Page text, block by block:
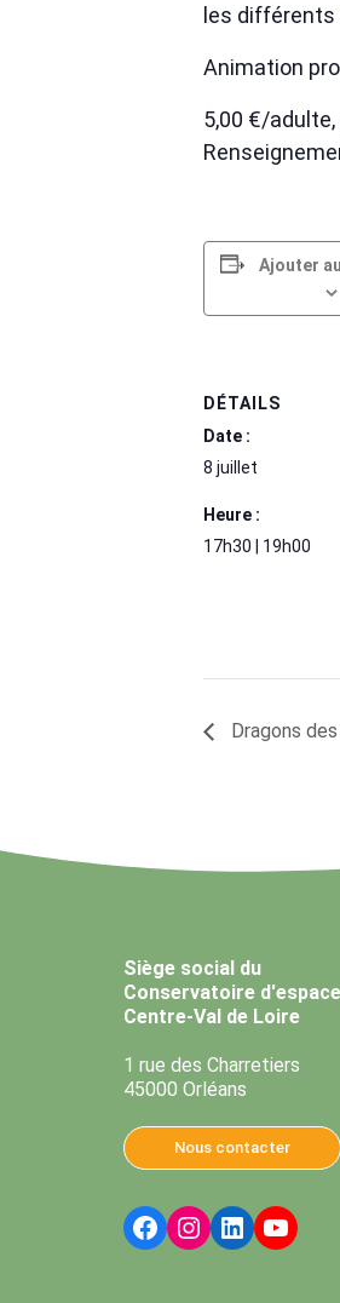
les différents
Animation
5,00 €/
Ajouter
DÉTAILS
Date :
8 juillet
Heure :
17h30 | 19h00
Dragons
Siège social du
Conservatoire
Centre-Val de Loire
1 rue des Charretiers
45000 Orléans
Nous contacter